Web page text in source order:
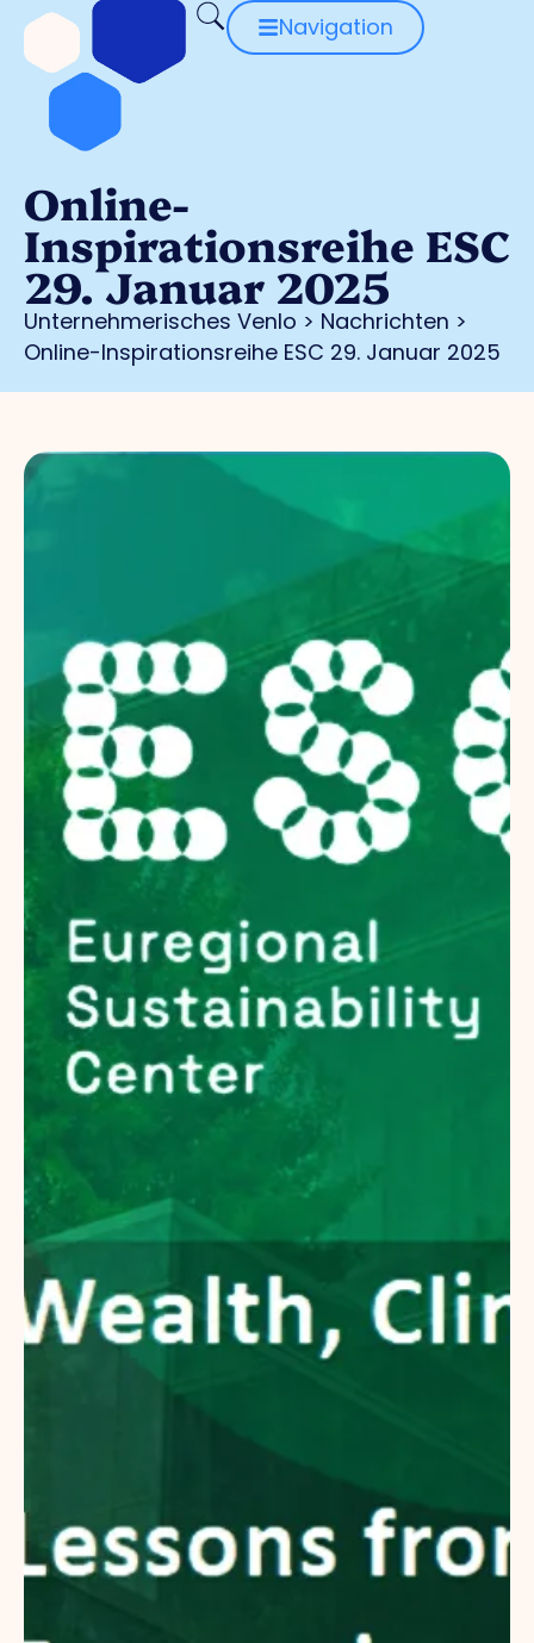
Navigation
Online-
Inspirationsreihe ESC
29. Januar 2025
Unternehmerisches Venlo > Nachrichten >
Online-Inspirationsreihe ESC 29. Januar 2025